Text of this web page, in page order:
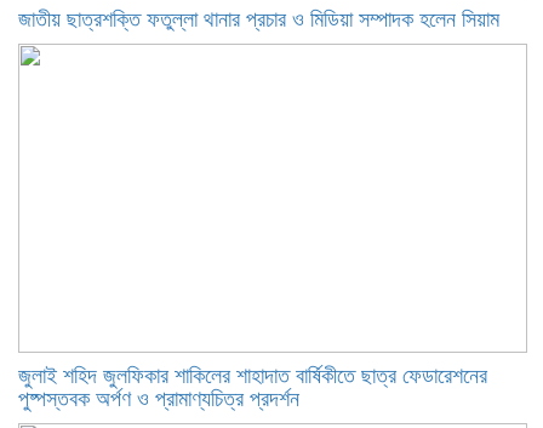
জাতীয় ছাত্রশক্তি ফতুল্লা থানার প্রচার ও মিডিয়া সম্পাদক হলেন সিয়াম
​জুলাই শহিদ জুলফিকার শাকিলের শাহাদাত বার্ষিকীতে ছাত্র ফেডারেশনের
পুষ্পস্তবক অর্পণ ও প্রামাণ্যচিত্র প্রদর্শন